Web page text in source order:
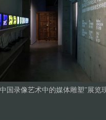
国录像艺术中的媒体雕塑”展览